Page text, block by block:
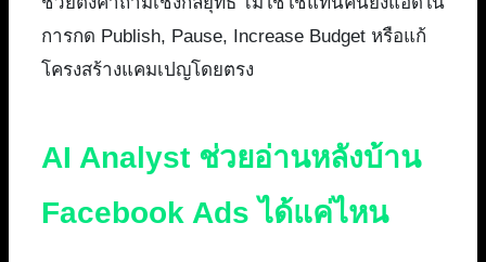
การกด Publish, Pause, Increase Budget หรือแก้
โครงสร้างแคมเปญโดยตรง
AI Analyst ช่วยอ่านหลังบ้าน
Facebook Ads ได้แค่ไหน